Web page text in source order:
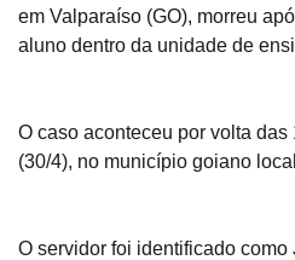
em Valparaíso (GO), morreu
aluno dentro da unidade de
O caso aconteceu por volta das
(30/4), no município goiano
O servidor foi identificado